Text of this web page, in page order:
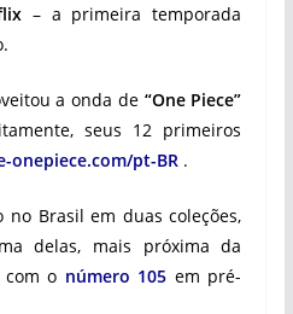
– a primeira temporada
a onda de “One Piece”
seus 12 primeiros
onepiece.com/pt-BR .
no Brasil em duas coleções,
delas, mais próxima da
com o número 105 em pré-